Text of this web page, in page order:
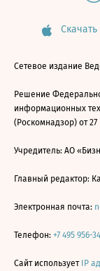
Сетевое издание
Решение
информационных
(Роскомнадзор) от
Учредитель: АО
Главный редактор:
Электронная почта:
Телефон: +7 495 956-
Сайт использует IP